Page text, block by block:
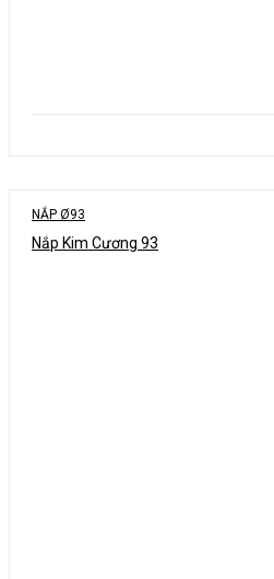
NẮP Ø93
Nắp Kim Cương 93